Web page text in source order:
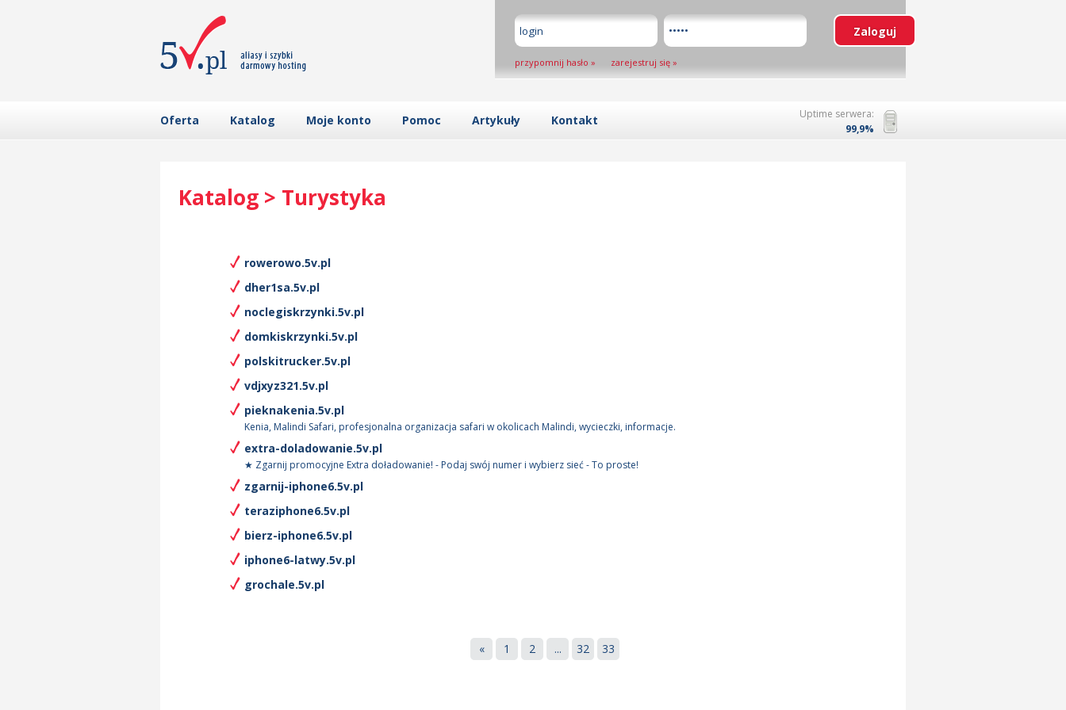
przypomnij hasło » zarejestruj się »
Oferta Katalog Moje konto Pomoc Artykuły Kontakt
Uptime serwera:
99,9%
Katalog > Turystyka
rowerowo.5v.pl
dher1sa.5v.pl
noclegiskrzynki.5v.pl
domkiskrzynki.5v.pl
polskitrucker.5v.pl
vdjxyz321.5v.pl
pieknakenia.5v.pl
Kenia, Malindi Safari, profesjonalna organizacja safari w okolicach Malindi, wycieczki, informacje.
extra-doladowanie.5v.pl
★ Zgarnij promocyjne Extra doładowanie! - Podaj swój numer i wybierz sieć - To proste!
zgarnij-iphone6.5v.pl
teraziphone6.5v.pl
bierz-iphone6.5v.pl
iphone6-latwy.5v.pl
grochale.5v.pl
« 1 2 ... 32 33